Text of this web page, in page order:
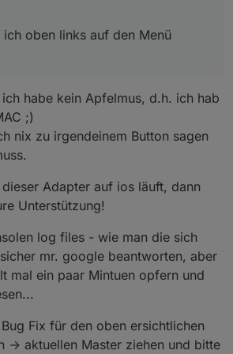
oben links auf den Menü
habe kein Apfelmus, d.h. ich hab
;)
nix zu irgendeinem Button sagen
Adapter auf ios läuft, dann
Unterstützung!
log files - wie man die sich
mr. google beantworten, aber
mal ein paar Mintuen opfern und
Fix für den oben ersichtlichen
-> aktuellen Master ziehen und bitte